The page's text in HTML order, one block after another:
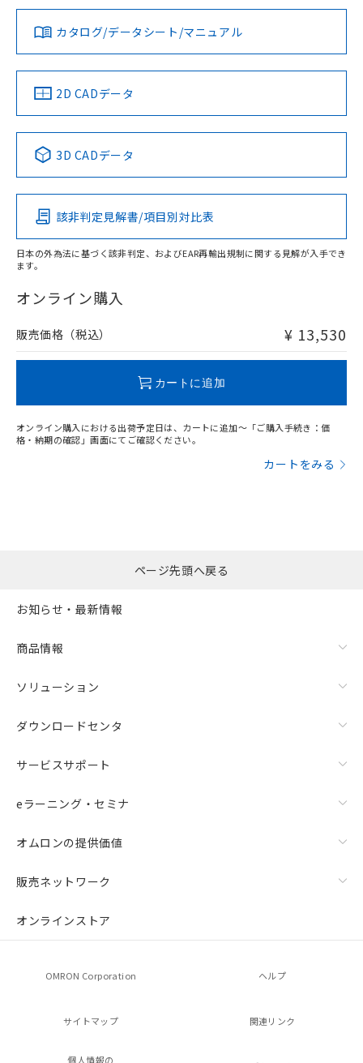
タイムチャート
以上、n: 120mm以上
検出領域
ダウンロードデータをご利用いただく前に、以下を必ずお読
みください。
ソフトウェアの使用条件
対応済み
中国 RoHS 注意事項・凡例
Pb Hg Cd Cr(VI)
O
在庫等で未対応品が混在する可能性があります。
問い合わせください。
LR型式承認
（イギリス
船舶規格）
DNV型式承認
（ノルウェー
BV型式承認
（フランス
KR型式
（韓国
No No No No
この製品の規格認証/適合状況ページへ
その他の認証はこちらのページからご検索ください
カタログ/データシート/マニュアル
2D CADデータ
3D CADデータ
該非判定見解書/項目別対比表
日本の外為法に基づく該非判定、およびEAR再輸出規制に関する見解が入手でき
ます。
オンライン購入
販売価格（税込） ¥ 13,530
カートに追加
オンライン購入における出荷予定日は、カートに追加～「ご購入手続き：価
格・納期の確認」画面にてご確認ください。
カートをみる
ページ先頭へ戻る
お知らせ・最新情報
商品情報
ソリューション
ダウンロードセンタ
サービスサポート
eラーニング・セミナ
オムロンの提供価値
販売ネットワーク
オンラインストア
OMRON Corporation ヘルプ
サイトマップ 関連リンク
個人情報の